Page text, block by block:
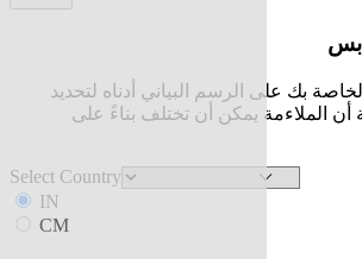
بك على الرسم البياني أدناه لتحديد
الملاءمة يمكن أن تختلف بناءً على
Select Country
IN
CM